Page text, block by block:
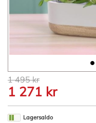
Hoppa
till
början
av
bildgalleriet
1 495 kr
1 271 kr
Lagersaldo